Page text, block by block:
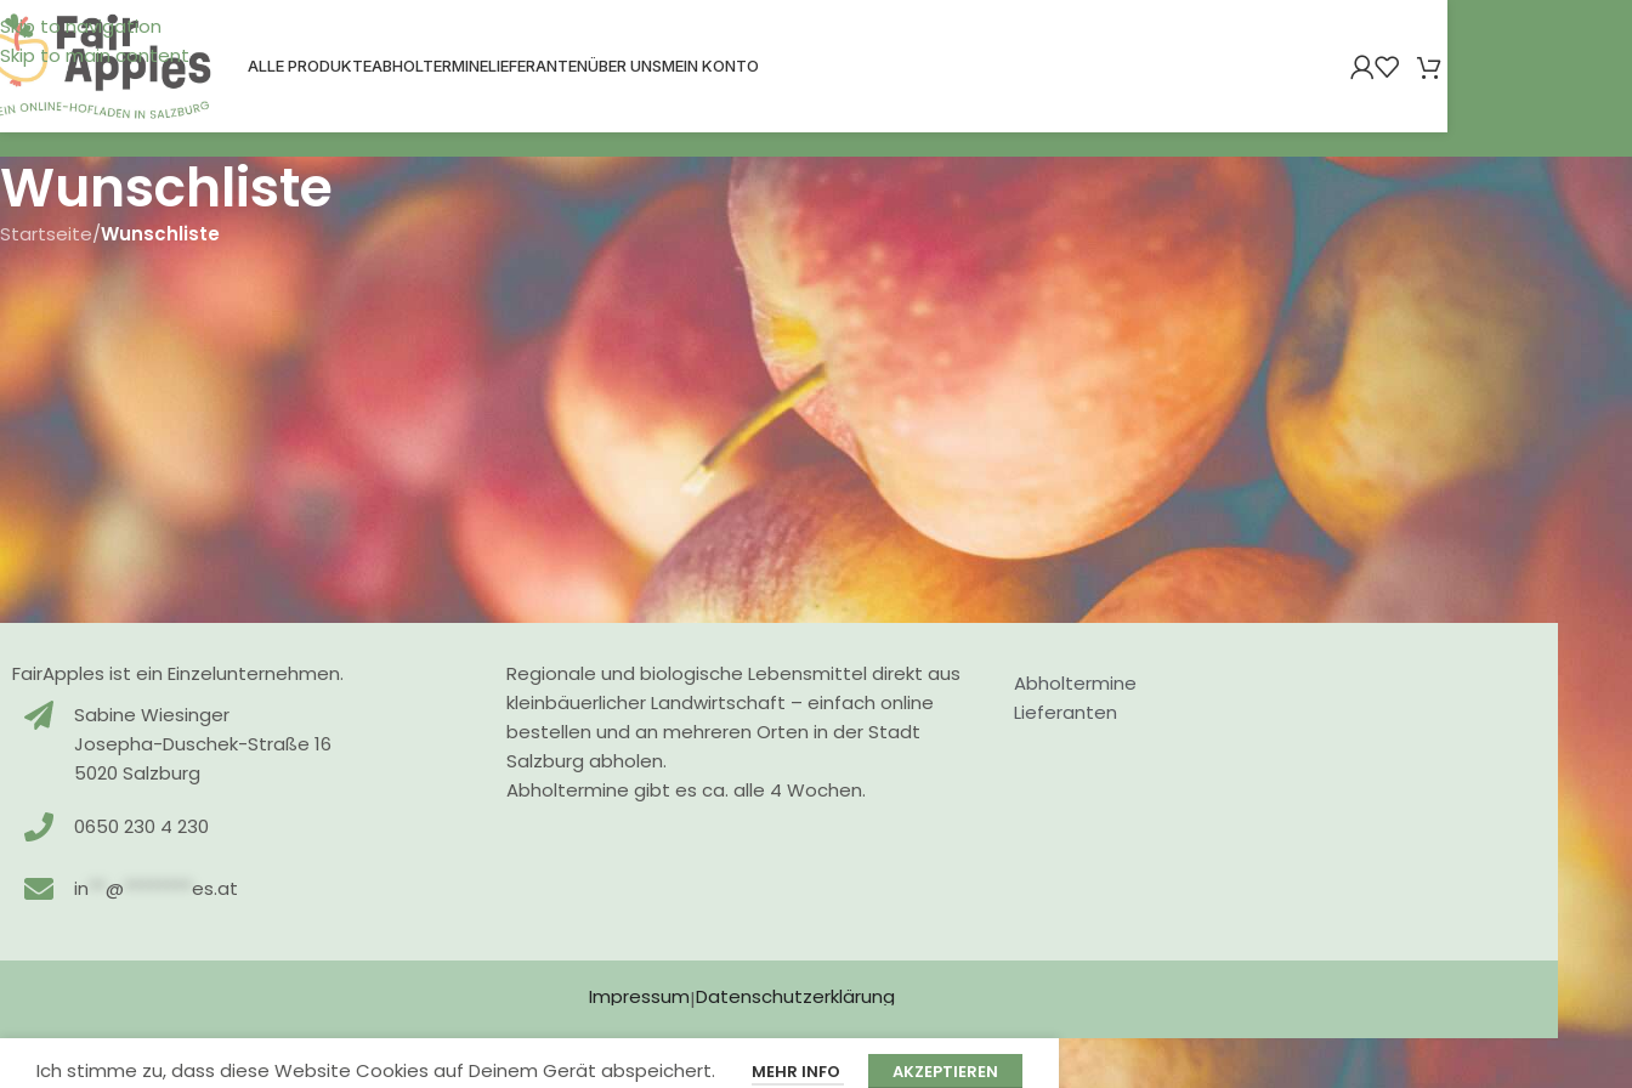
Skip to navigation
Skip to main content
ALLE PRODUKTEABHOLTERMINELIEFERANTENÜBER UNSMEIN KONTO
Wunschliste
Startseite/Wunschliste
Die Wunschliste ist leer.
Du hast noch keine Produkte auf deiner Wunschliste.
ZURÜCK ZUM SHOP
FairApples ist ein Einzelunternehmen.
Sabine Wiesinger
Josepha-Duschek-Straße 16
5020 Salzburg
0650 230 4 230
in **@ ********es.at
Regionale und biologische Lebensmittel direkt aus
kleinbäuerlicher Landwirtschaft – einfach online
bestellen und an mehreren Orten in der Stadt
Salzburg abholen.
Abholtermine gibt es ca. alle 4 Wochen.
Abholtermine
Lieferanten
Impressum|Datenschutzerklärung
Ich stimme zu, dass diese Website Cookies auf Deinem Gerät abspeichert. MEHR INFO AKZEPTIEREN